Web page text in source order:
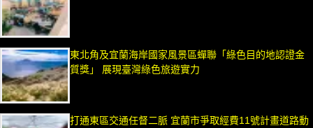
東北角及宜蘭海岸國家風景區蟬聯「綠色目的地認證金
質獎」 展現臺灣綠色旅遊實力
打通東區交通任督二脈 宜蘭市爭取經費11號計畫道路動